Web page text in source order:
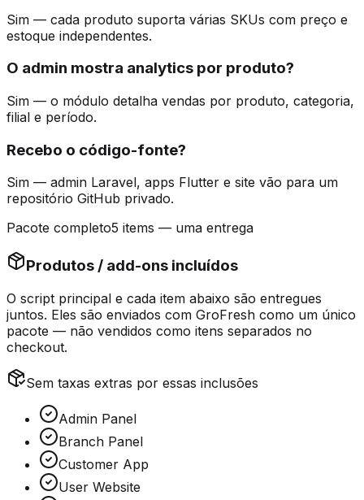
Sim — cada produto suporta várias SKUs com preço e
estoque independentes.
O admin mostra analytics por produto?
Sim — o módulo detalha vendas por produto, categoria,
filial e período.
Recebo o código-fonte?
Sim — admin Laravel, apps Flutter e site vão para um
repositório GitHub privado.
Pacote completo5 items — uma entrega
Produtos / add-ons incluídos
O script principal e cada item abaixo são entregues
juntos. Eles são enviados com GroFresh como um único
pacote — não vendidos como itens separados no
checkout.
Sem taxas extras por essas inclusões
Admin Panel
Branch Panel
Customer App
User Website